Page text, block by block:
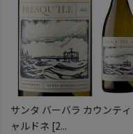
サンタ バーバラ カウンティ
ャルドネ [2...